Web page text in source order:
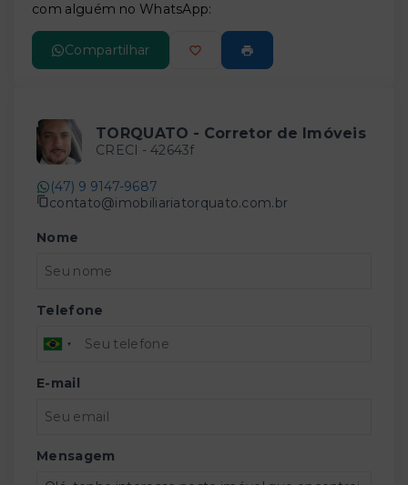
com alguém no WhatsApp:
Compartilhar
TORQUATO - Corretor de Imóveis
CRECI - 42643f
(47) 9 9147-9687
contato@imobiliariatorquato.com.br
Nome
Telefone
E-mail
Mensagem